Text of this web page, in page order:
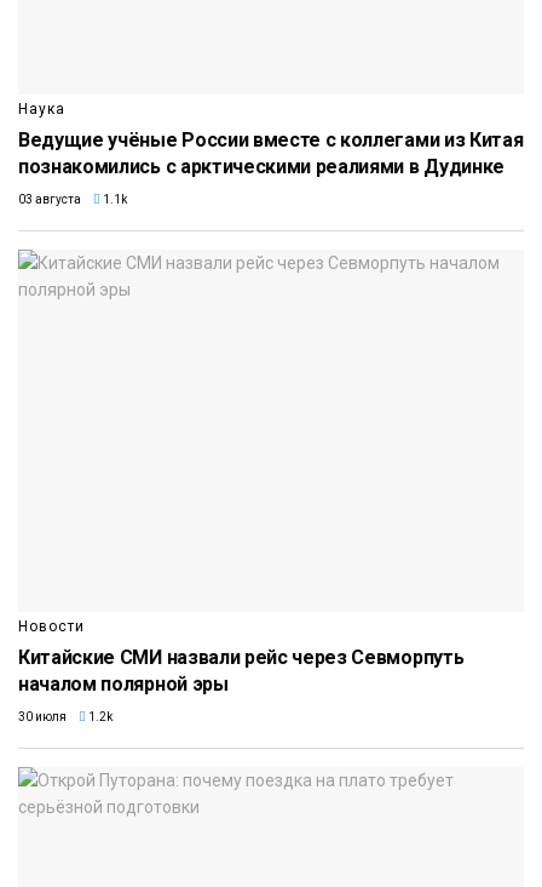
Наука
Ведущие учёные России вместе с коллегами из Китая
познакомились с арктическими реалиями в Дудинке
03 августа 1.1k
Новости
Китайские СМИ назвали рейс через Севморпуть
началом полярной эры
30 июля 1.2k